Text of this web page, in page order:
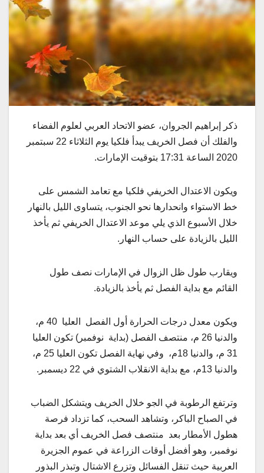
ذكر إبراهيم الجروان، عضو الاتحاد العربي لعلوم الفضاء
والفلك أن فصل الخريف يبدأ فلكيا يوم الثلاثاء 22 سبتمبر
2020 الساعة 17:31 بتوقيت الإمارات.
ويكون الاعتدال الخريفي فلكيا مع تعامد الشمس على
خط الاستواء وانحدارها نحو الجنوب، يتساوى الليل بالنهار
خلال الأسبوع الذي يلي موعد الاعتدال الخريفي ثم يأخذ
الليل بالزيادة على حساب النهار.
ويقارب طول ظل الزوال في الإمارات نصف طول
القائم مع بداية الفصل ثم يأخذ بالزيادة.
ويكون معدل درجات الحرارة أول الفصل العليا 40 م،
والدنيا 26 م، منتصف الفصل (بداية نوفمبر) تكون العليا
31 م، والدنيا 18م، وفي نهاية الفصل تكون العليا 25 م،
والدنيا 13م، مع بداية الانقلاب الشتوي في 22 ديسمبر.
وترتفع الرطوبة في الجو خلال الخريف ويتشكل الضباب
في الصباح الباكر، وتشاهد السحب، كما تزداد فرصة
هطول الأمطار بعد منتصف فصل الخريف أي بعد بداية
نوفمبر، وهو أفضل أوقات الزراعة في عموم الجزيرة
العربية حيث تنقل الفسائل وتزرع الاشتال وتبذر البذور